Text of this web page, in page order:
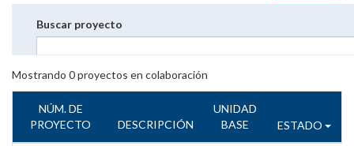
Buscar proyecto
Mostrando 0proyectos en colaboración
NÚM. DE
PROYECTO
DESCRIPCIÓN
UNIDAD
BASE
ESTADO